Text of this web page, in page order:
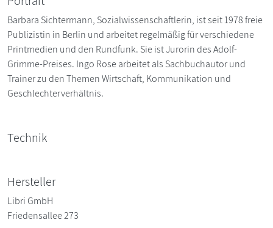
Barbara Sichtermann, Sozialwissenschaftlerin, ist seit 1978 freie
Publizistin in Berlin und arbeitet regelmäßig für verschiedene
Printmedien und den Rundfunk. Sie ist Jurorin des Adolf-
Grimme-Preises. Ingo Rose arbeitet als Sachbuchautor und
Trainer zu den Themen Wirtschaft, Kommunikation und
Geschlechterverhältnis.
Technik
Hersteller
Libri GmbH
Friedensallee 273